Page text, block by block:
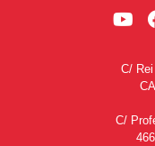
C/
C/